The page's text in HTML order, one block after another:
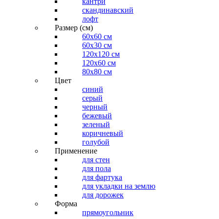
скандинавский
лофт
Размер (см)
60х60 см
60x30 см
120x120 см
120x60 см
80x80 см
Цвет
синий
серый
черный
бежевый
зеленый
коричневый
голубой
Применение
для стен
для пола
для фартука
для укладки на землю
для дорожек
Форма
прямоугольник